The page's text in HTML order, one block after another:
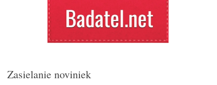
Zasielanie noviniek